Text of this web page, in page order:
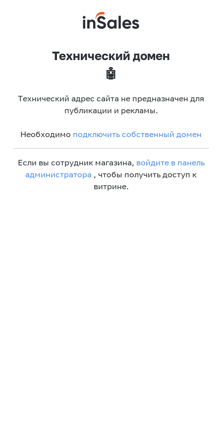
Технический домен
🤖
Технический адрес сайта не предназначен для
публикации и рекламы.
Необходимо подключить собственный домен
Если вы сотрудник магазина, войдите в панель
администратора , чтобы получить доступ к
витрине.